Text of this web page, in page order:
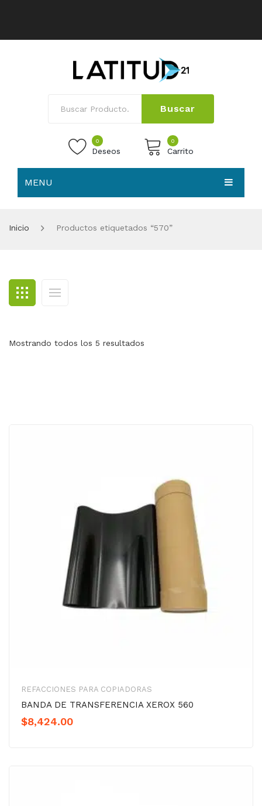
Buscar
0
Deseos
0
Carrito
MENU
BLOG
CONTACTO
Inicio Productos etiquetados “570”
Mostrando todos los 5 resultados
REFACCIONES PARA COPIADORAS
BANDA DE TRANSFERENCIA XEROX 560
$8,424.00